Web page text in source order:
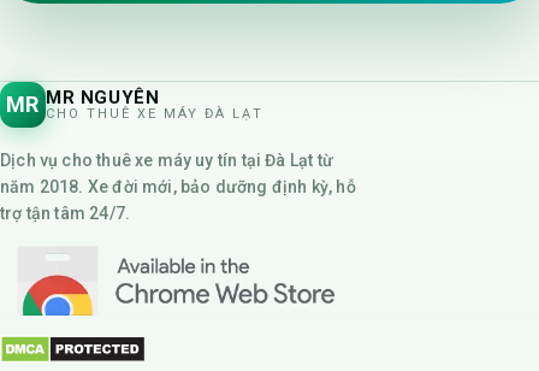
MR MR NGUYÊN
CHO THUÊ XE MÁY ĐÀ LẠT
Dịch vụ cho thuê xe máy uy tín tại Đà Lạt từ
năm 2018. Xe đời mới, bảo dưỡng định kỳ, hỗ
trợ tận tâm 24/7.